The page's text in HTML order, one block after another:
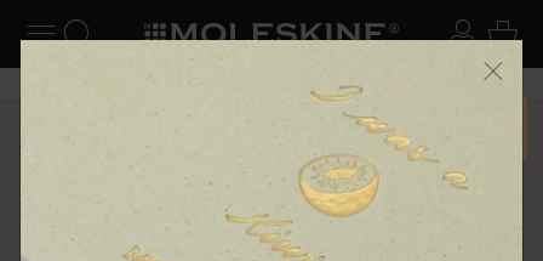
ナビゲーションの切替 ログ
検索 (キーワードなど) カ
6,500円以上のご購入で送料無料 メニ
ーを閉じる
ショップ The Original Notebook